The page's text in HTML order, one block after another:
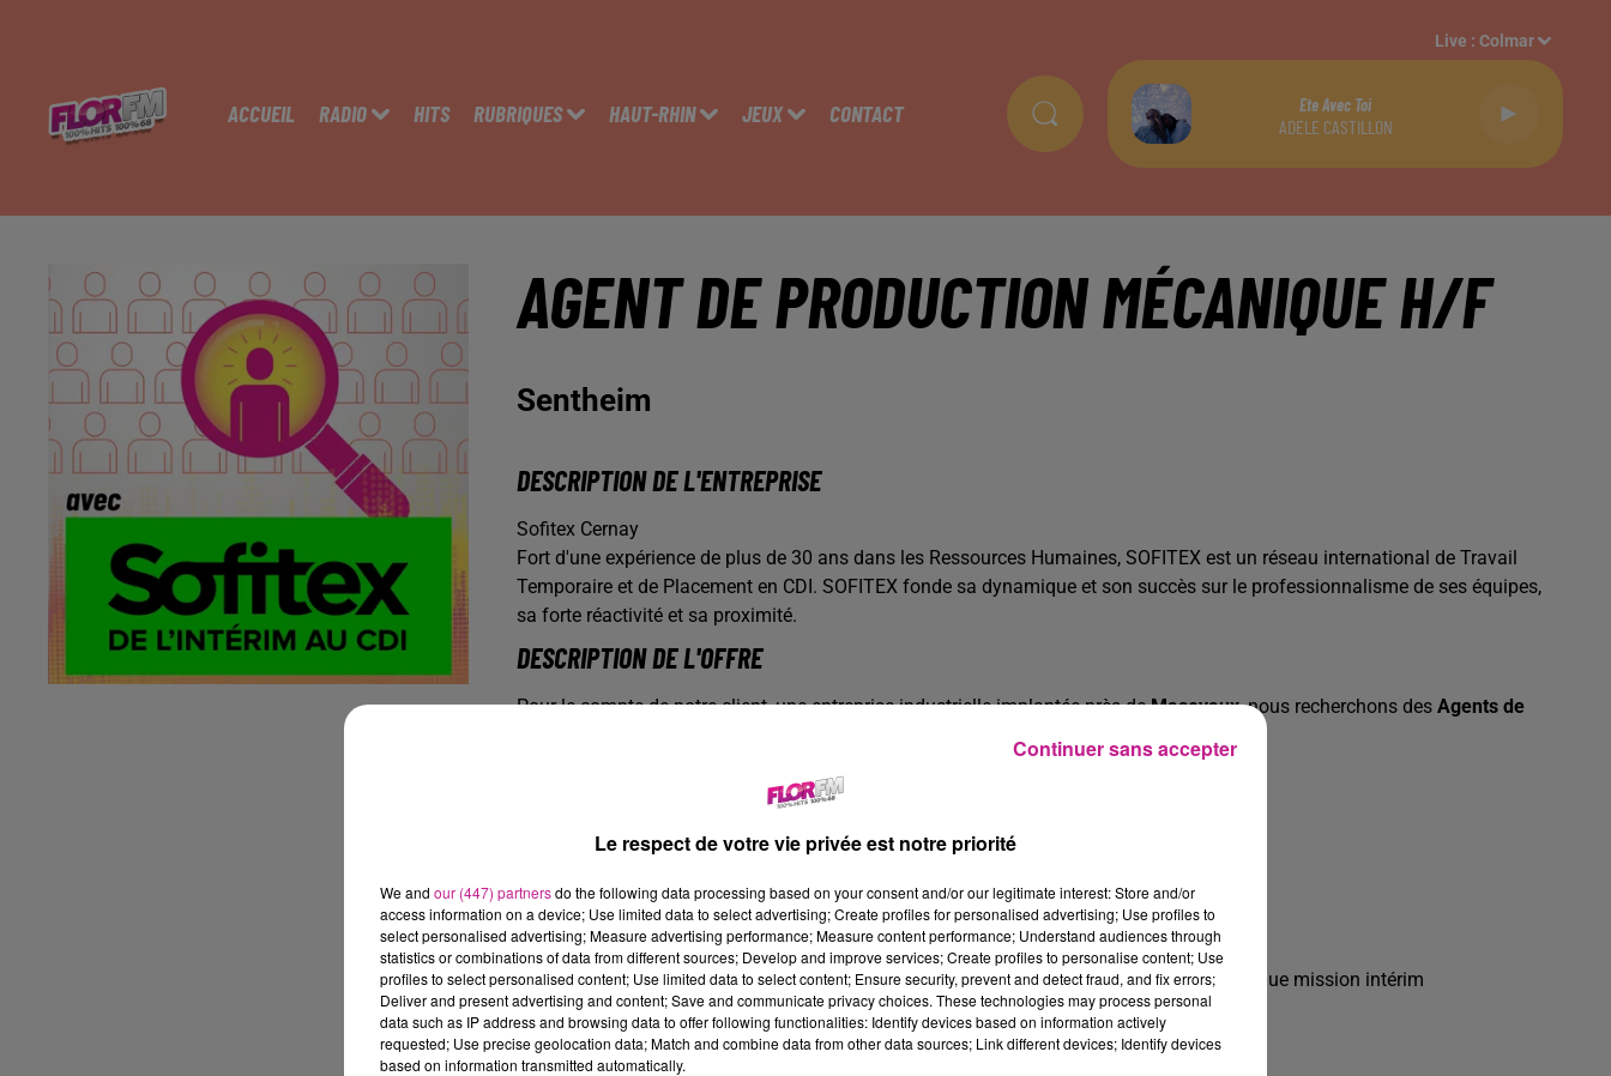
ACCUEIL RADIO HITS RUBRIQUES HAUT-RHIN JEUX CONTACT
Live :Colmar
Ete Avec Toi
ADELE CASTILLON
AGENT DE PRODUCTION MÉCANIQUE H/F
Sentheim
DESCRIPTION DE L'ENTREPRISE
Sofitex Cernay
Fort d'une expérience de plus de 30 ans dans les Ressources Humaines, SOFITEX est un réseau international de Travail
Temporaire et de Placement en CDI. SOFITEX fonde sa dynamique et son succès sur le professionnalisme de ses équipes,
sa forte réactivité et sa proximité.
DESCRIPTION DE L'OFFRE
Pour le compte de notre client, une entreprise industrielle implantée près deMasevaux, nous recherchons desAgents de
Vos missions principales en atelier :
Montage de réducteurs ou de batteries sur des véhicules
Utilisation comparateur et colonne de mesure pour prise de cotes
Utilisation vissage asservi
Téléchargement de soft
Le poste est à pourvoir directement en intérim, en horaires de journée 35H/semaine. Longue mission intérim
Le taux horaire est fixé à 11,88€ + primes
Avantages :
Le respect de votre vie privée est notre priorité
We and our (447) partnersdo the following data processing based on your consent and/or our legitimate interest: Store and/or
access information on a device; Use limited data to select advertising; Create profiles for personalised advertising; Use profiles to
select personalised advertising; Measure advertising performance; Measure content performance; Understand audiences through
statistics or combinations of data from different sources; Develop and improve services; Create profiles to personalise content; Use
profiles to select personalised content; Use limited data to select content; Ensure security, prevent and detect fraud, and fix errors;
Deliver and present advertising and content; Save and communicate privacy choices. These technologies may process personal
data such as IP address and browsing data to offer following functionalities: Identify devices based on information actively
requested; Use precise geolocation data; Match and combine data from other data sources; Link different devices; Identify devices
based on information transmitted automatically.
Continuer sans accepter